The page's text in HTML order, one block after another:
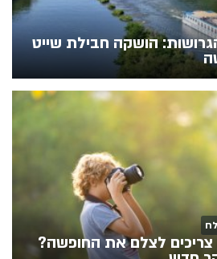
הושקה חבילת שייט
צריכים לצלם את החופשה?